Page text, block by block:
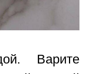
Варите